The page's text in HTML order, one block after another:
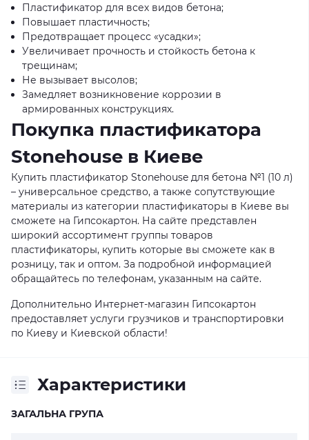
Пластификатор для всех видов бетона;
Повышает пластичность;
Предотвращает процесс «усадки»;
Увеличивает прочность и стойкость бетона к
трещинам;
Не вызывает высолов;
Замедляет возникновение коррозии в
армированных конструкциях.
Покупка пластификатора
Stonehouse в Киеве
Купить пластификатор Stonehouse для бетона №1 (10 л)
– универсальное средство, а также сопутствующие
материалы из категории пластификаторы в Киеве вы
сможете на Гипсокартон. На сайте представлен
широкий ассортимент группы товаров
пластификаторы, купить которые вы сможете как в
розницу, так и оптом. За подробной информацией
обращайтесь по телефонам, указанным на сайте.
Дополнительно Интернет-магазин Гипсокартон
предоставляет услуги грузчиков и транспортировки
по Киеву и Киевской области!
Характеристики
ЗАГАЛЬНА ГРУПА